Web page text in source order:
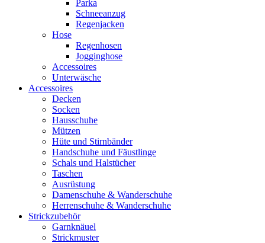
Parka
Schneeanzug
Regenjacken
Hose
Regenhosen
Jogginghose
Accessoires
Unterwäsche
Accessoires
Decken
Socken
Hausschuhe
Mützen
Hüte und Stirnbänder
Handschuhe und Fäustlinge
Schals und Halstücher
Taschen
Ausrüstung
Damenschuhe & Wanderschuhe
Herrenschuhe & Wanderschuhe
Strickzubehör
Garnknäuel
Strickmuster